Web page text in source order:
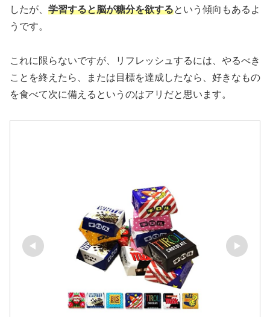
したが、 学習すると脳が糖分を欲するという傾向もあるよ
うです。
これに限らないですが、リフレッシュするには、やるべき
ことを終えたら、または目標を達成したなら、好きなもの
を食べて次に備えるというのはアリだと思います。